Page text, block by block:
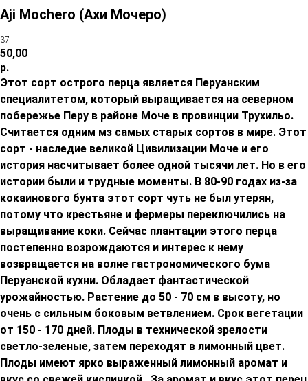
Aji Mochero (Ахи Мочеро)
37
50,00
р.
Этот сорт острого перца является Перуанским
специалитетом, который выращивается на северном
побережье Перу в районе Моче в провинции Трухильо.
Считается одним мз самых старых сортов в мире. Этот
сорт - наследие великой Цивилизации Моче и его
история насчитывает более одной тысячи лет. Но в его
истории были и трудные моменты. В 80-90 годах из-за
кокаинового бунта этот сорт чуть не был утерян,
потому что крестьяне и фермеры переключились на
выращивание коки. Сейчас плантации этого перца
постепенно возрождаются и интерес к нему
возвращается на волне гастрономического бума
Перуанской кухни. Обладает фантастической
урожайностью. Растение до 50 - 70 см в высоту, но
очень с сильным боковым ветвлением. Срок вегетации
от 150 - 170 дней. Плоды в технической зрелости
светло-зеленые, затем переходят в лимонный цвет.
Плоды имеют ярко выраженный лимонный аромат и